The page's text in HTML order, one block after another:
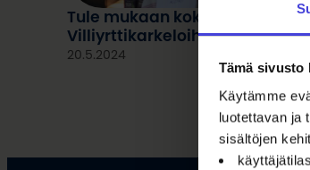
Tämä sivusto
Käytämme
luotettavan ja
sisältöjen
Tule mukaan koko perheen
Villiyrttikarkeloihin 8.6.2024!
20.5.2024